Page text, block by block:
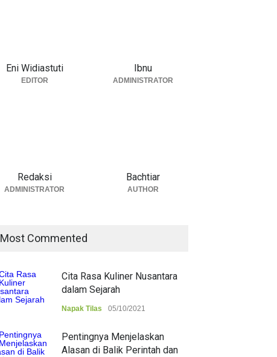
Eni Widiastuti
EDITOR
Ibnu
ADMINISTRATOR
Redaksi
ADMINISTRATOR
Bachtiar
AUTHOR
Most Commented
Cita Rasa Kuliner Nusantara
dalam Sejarah
Napak Tilas 05/10/2021
Pentingnya Menjelaskan
Alasan di Balik Perintah dan